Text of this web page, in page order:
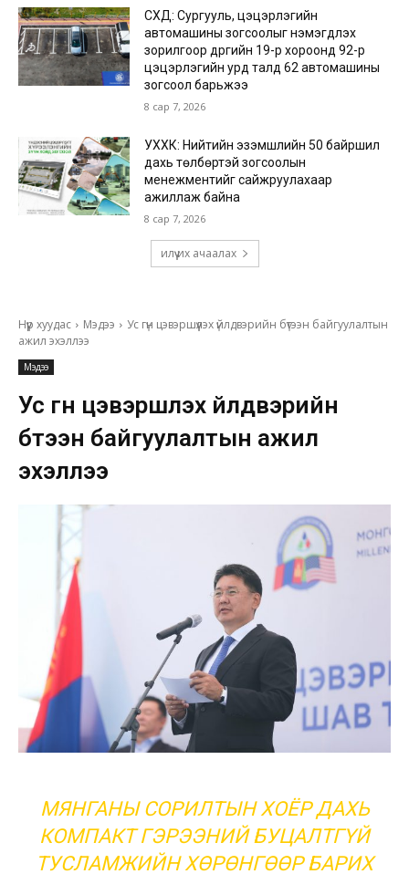
СХД: Сургууль, цэцэрлэгийн
автомашины зогсоолыг нэмэгдүүлэх
зорилгоор дүүргийн 19-р хороонд 92-р
цэцэрлэгийн урд талд 62 автомашины
зогсоол барьжээ
8 сар 7, 2026
УХХК: Нийтийн эзэмшлийн 50 байршил
дахь төлбөртэй зогсоолын
менежментийг сайжруулахаар
ажиллаж байна
8 сар 7, 2026
илүү их ачаалах